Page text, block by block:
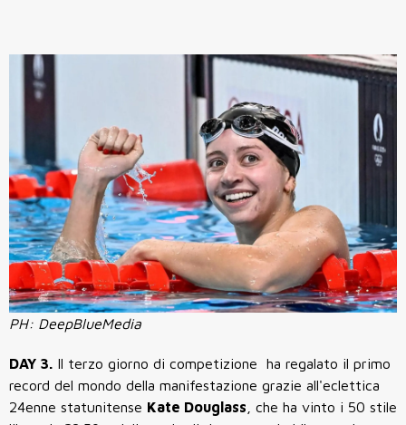
PH: DeepBlueMedia
DAY 3. Il terzo giorno di competizione ha regalato il primo
record del mondo della manifestazione grazie all'eclettica
24enne statunitense Kate Douglass , che ha vinto i 50 stile